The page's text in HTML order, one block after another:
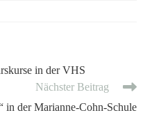
in der VHS
Nächster Beitrag
in der Marianne-Cohn-Schule